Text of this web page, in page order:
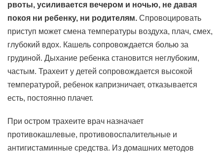
рвоты, усиливается вечером и ночью, не давая
покоя ни ребенку, ни родителям. Спровоцировать
приступ может смена температуры воздуха, плач, смех,
глубокий вдох. Кашель сопровождается болью за
грудиной. Дыхание ребенка становится неглубоким,
частым. Трахеит у детей сопровождается высокой
температурой, ребенок капризничает, отказывается
есть, постоянно плачет.
При остром трахеите врач назначает
противокашлевые, противовоспалительные и
антигистаминные средства. Из домашних методов